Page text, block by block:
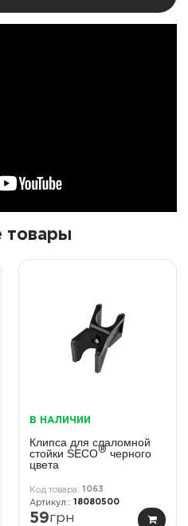
товары
В НАЛИЧИИ
Клипса для слаломной
стойки SECO® черного
цвета
1063
18080500
59грн